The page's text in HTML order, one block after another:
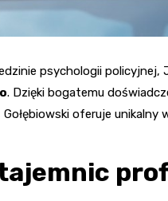
psychologii policyjnej,
. Dzięki bogatemu
oferuje